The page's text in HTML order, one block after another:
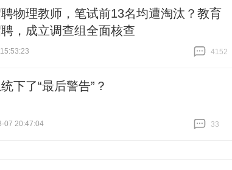
物理教师，笔试前13名均遭淘汰？教育
，成立调查组全面核查
4152
下了“最后警告”？
07 20:47:04
33